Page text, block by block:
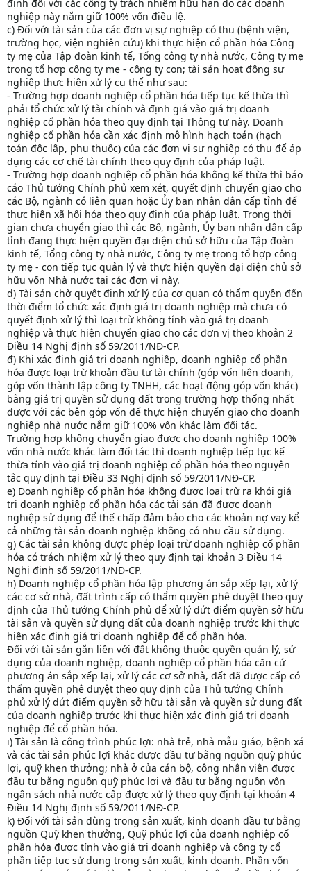
định đối với các công ty trách nhiệm hữu hạn do các doanh
nghiệp này nắm giữ 100% vốn điều lệ.
c) Đối với tài sản của các đơn vị sự nghiệp có thu (bệnh viện,
trường học, viện nghiên cứu) khi thực hiện cổ phần hóa Công
ty mẹ của Tập đoàn kinh tế, Tổng công ty nhà nước, Công ty mẹ
trong tổ hợp công ty mẹ - công ty con; tài sản hoạt động sự
nghiệp thực hiện xử lý cụ thể như sau:
- Trường hợp doanh nghiệp cổ phần hóa tiếp tục kế thừa thì
phải tổ chức xử lý tài chính và định giá vào giá trị doanh
nghiệp cổ phần hóa theo quy định tại Thông tư này. Doanh
nghiệp cổ phần hóa cần xác định mô hình hạch toán (hạch
toán độc lập, phụ thuộc) của các đơn vị sự nghiệp có thu để áp
dụng các cơ chế tài chính theo quy định của pháp luật.
- Trường hợp doanh nghiệp cổ phần hóa không kế thừa thì báo
cáo Thủ tướng Chính phủ xem xét, quyết định chuyển giao cho
các Bộ, ngành có liên quan hoặc Ủy ban nhân dân cấp tỉnh để
thực hiện xã hội hóa theo quy định của pháp luật. Trong thời
gian chưa chuyển giao thì các Bộ, ngành, Ủy ban nhân dân cấp
tỉnh đang thực hiện quyền đại diện chủ sở hữu của Tập đoàn
kinh tế, Tổng công ty nhà nước, Công ty mẹ trong tổ hợp công
ty mẹ - con tiếp tục quản lý và thực hiện quyền đại diện chủ sở
hữu vốn Nhà nước tại các đơn vị này.
d) Tài sản chờ quyết định xử lý của cơ quan có thẩm quyền đến
thời điểm tổ chức xác định giá trị doanh nghiệp mà chưa có
quyết định xử lý thì loại trừ không tính vào giá trị doanh
nghiệp và thực hiện chuyển giao cho các đơn vị theo khoản 2
Điều 14 Nghị định số 59/2011/NĐ-CP.
đ) Khi xác định giá trị doanh nghiệp, doanh nghiệp cổ phần
hóa được loại trừ khoản đầu tư tài chính (góp vốn liên doanh,
góp vốn thành lập công ty TNHH, các hoạt động góp vốn khác)
bằng giá trị quyền sử dụng đất trong trường hợp thống nhất
được với các bên góp vốn để thực hiện chuyển giao cho doanh
nghiệp nhà nước nắm giữ 100% vốn khác làm đối tác.
Trường hợp không chuyển giao được cho doanh nghiệp 100%
vốn nhà nước khác làm đối tác thì doanh nghiệp tiếp tục kế
thừa tính vào giá trị doanh nghiệp cổ phần hóa theo nguyên
tắc quy định tại Điều 33 Nghị định số 59/2011/NĐ-CP.
e) Doanh nghiệp cổ phần hóa không được loại trừ ra khỏi giá
trị doanh nghiệp cổ phần hóa các tài sản đã được doanh
nghiệp sử dụng để thế chấp đảm bảo cho các khoản nợ vay kể
cả những tài sản doanh nghiệp không có nhu cầu sử dụng.
g) Các tài sản không được phép loại trừ doanh nghiệp cổ phần
hóa có trách nhiệm xử lý theo quy định tại khoản 3 Điều 14
Nghị định số 59/2011/NĐ-CP.
h) Doanh nghiệp cổ phần hóa lập phương án sắp xếp lại, xử lý
các cơ sở nhà, đất trình cấp có thẩm quyền phê duyệt theo quy
định của Thủ tướng Chính phủ để xử lý dứt điểm quyền sở hữu
tài sản và quyền sử dụng đất của doanh nghiệp trước khi thực
hiện xác định giá trị doanh nghiệp để cổ phần hóa.
Đối với tài sản gắn liền với đất không thuộc quyền quản lý, sử
dụng của doanh nghiệp, doanh nghiệp cổ phần hóa căn cứ
phương án sắp xếp lại, xử lý các cơ sở nhà, đất đã được cấp có
thẩm quyền phê duyệt theo quy định của Thủ tướng Chính
phủ xử lý dứt điểm quyền sở hữu tài sản và quyền sử dụng đất
của doanh nghiệp trước khi thực hiện xác định giá trị doanh
nghiệp để cổ phần hóa.
i) Tài sản là công trình phúc lợi: nhà trẻ, nhà mẫu giáo, bệnh xá
và các tài sản phúc lợi khác được đầu tư bằng nguồn quỹ phúc
lợi, quỹ khen thưởng; nhà ở của cán bộ, công nhân viên được
đầu tư bằng nguồn quỹ phúc lợi và đầu tư bằng nguồn vốn
ngân sách nhà nước cấp được xử lý theo quy định tại khoản 4
Điều 14 Nghị định số 59/2011/NĐ-CP.
k) Đối với tài sản dùng trong sản xuất, kinh doanh đầu tư bằng
nguồn Quỹ khen thưởng, Quỹ phúc lợi của doanh nghiệp cổ
phần hóa được tính vào giá trị doanh nghiệp và công ty cổ
phần tiếp tục sử dụng trong sản xuất, kinh doanh. Phần vốn